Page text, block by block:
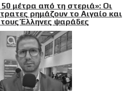
μέτρα από τη στεριά»: Οι
ρημάζουν το Αιγαίο και
Έλληνες ψαράδες